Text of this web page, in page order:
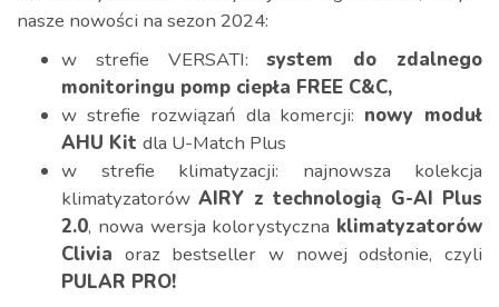
nasze nowości na sezon 2024:
w strefie VERSATI:system do zdalnego
monitoringu pomp ciepła FREE C&C,
w strefie rozwiązań dla komercji: nowy moduł
AHU Kit dla U-Match Plus
w strefie klimatyzacji: najnowsza kolekcja
klimatyzatorówAIRY z technologią G-AI Plus
2.0, nowa wersja kolorystyczna klimatyzatorów
Clivia oraz bestseller w nowej odsłonie, czyli
PULAR PRO!